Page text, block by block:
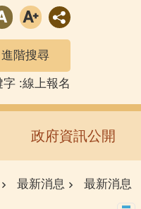
進階搜尋
字 線上報名
政府資訊公開
最新消息 最新消息